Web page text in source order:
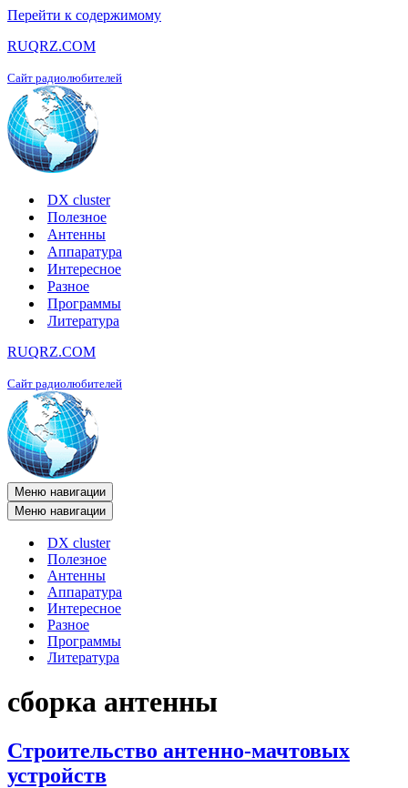
Перейти к содержимому
RUQRZ.COM
Сайт радиолюбителей
DX cluster
Полезное
Антенны
Аппаратура
Интересное
Разное
Программы
Литература
RUQRZ.COM
Сайт радиолюбителей
Меню навигации
Меню навигации
DX cluster
Полезное
Антенны
Аппаратура
Интересное
Разное
Программы
Литература
сборка антенны
Строительство антенно-мачтовых
устройств